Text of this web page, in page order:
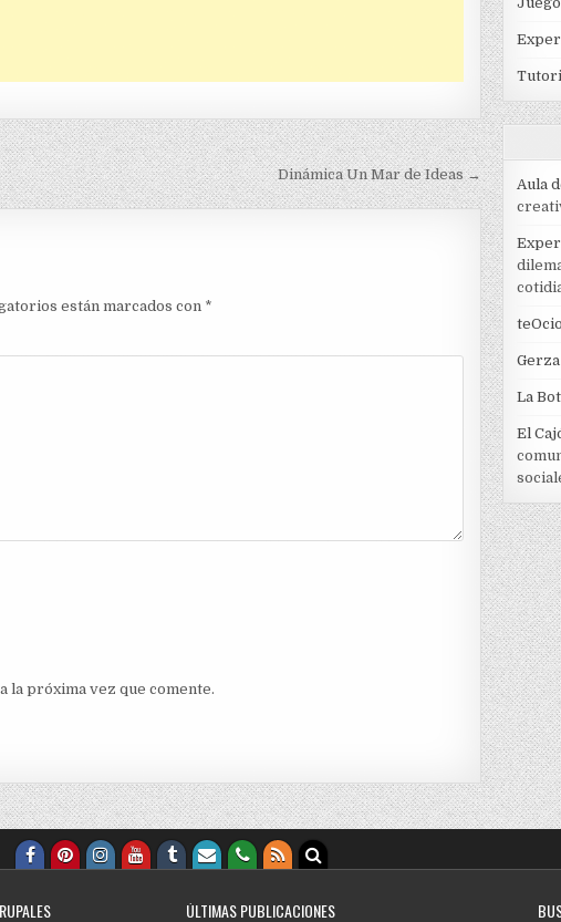
Dinámica Un Mar de Ideas →
están marcados con *
la próxima vez que comente.
Aula
teOcio
Gerza
La
El
ÚLTIMAS PUBLICACIONES